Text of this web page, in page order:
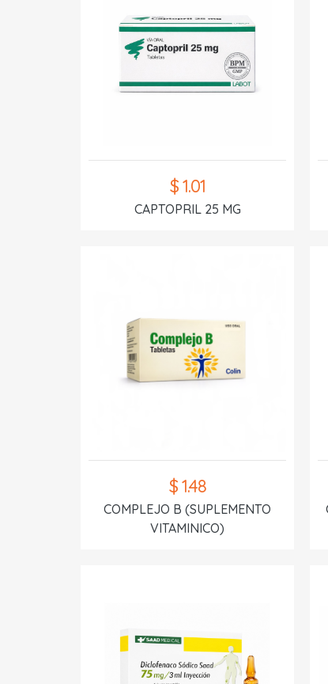
$ 1.01
CAPTOPRIL 25 MG
$ 1.48
COMPLEJO B (SUPLEMENTO
VITAMINICO)